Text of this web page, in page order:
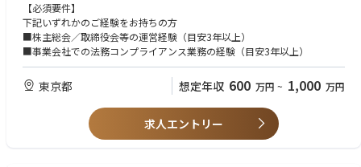
※上記に限定せず、得意とする領域を活かして業務に取り組んでいただき
ます。
【必須要件】
下記いずれかのご経験をお持ちの方
■株主総会／取締役会等の運営経験（目安3年以上）
■事業会社での法務コンプライアンス業務の経験（目安3年以上）
東京都 想定年収 600 万円 ~ 1,000 万円
求人エントリー